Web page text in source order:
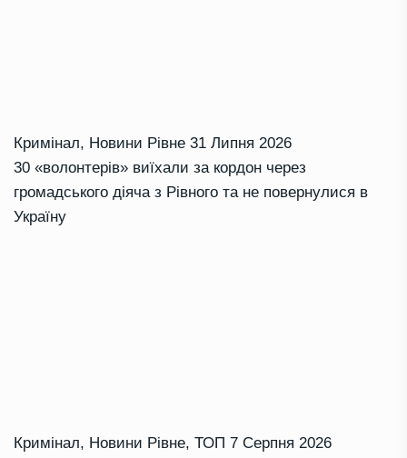
Кримінал, Новини Рівне 31 Липня 2026
30 «волонтерів» виїхали за кордон через
громадського діяча з Рівного та не повернулися в
Україну
Кримінал, Новини Рівне, ТОП 7 Серпня 2026